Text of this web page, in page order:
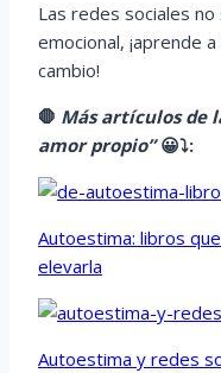
Las redes sociales
emocional, ¡aprende
cambio!
🛑 Más artículos de
amor propio”😀⤵️:
Autoestima: libros
elevarla
Autoestima y redes